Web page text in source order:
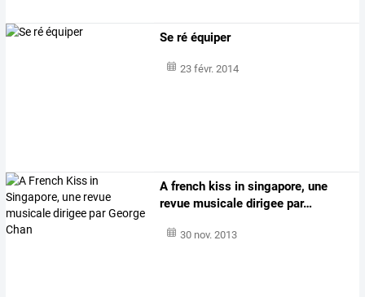
Se ré équiper
23 févr. 2014
A french kiss in singapore, une
revue musicale dirigee par…
30 nov. 2013